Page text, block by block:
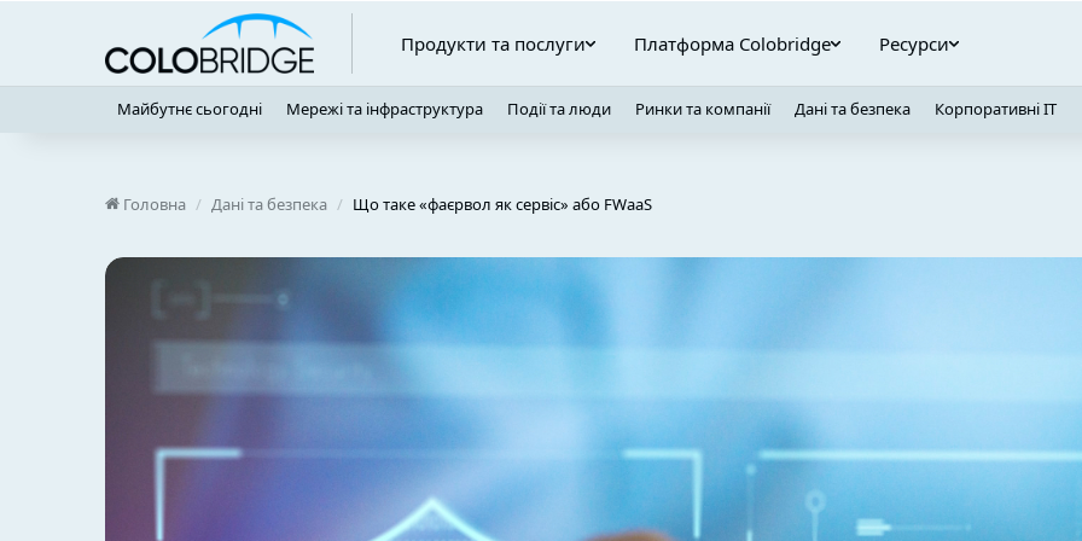
Продукти та послуги Платформа Colobridge Ресурси
Майбутнє сьогодні Мережі та інфраструктура Події та люди Ринки та компанії Дані та безпека Корпоративні ІТ
Головна / Дані та безпека / Що таке «фаєрвол як сервіс» або FWaaS